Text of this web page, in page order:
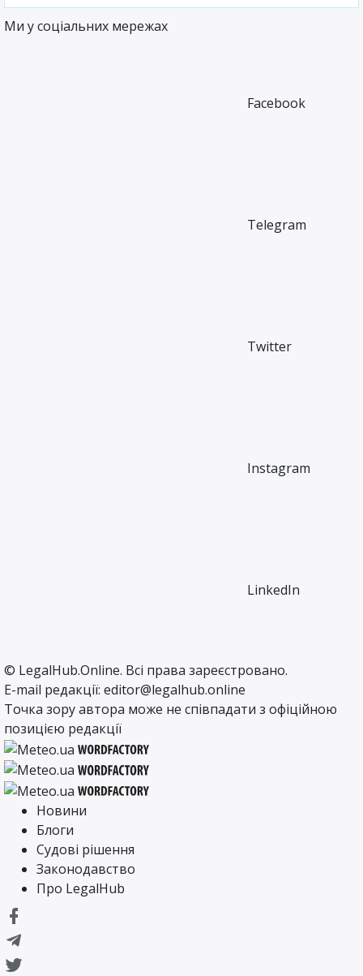
Ми у соціальних мережах
Facebook
Telegram
Twitter
Instagram
LinkedIn
© LegalHub.Online. Всі права зареєстровано.
E-mail редакції: editor@legalhub.online
Точка зору автора може не співпадати з офіційною
позицією редакції
Новини
Блоги
Судові рішення
Законодавство
Про LegalHub